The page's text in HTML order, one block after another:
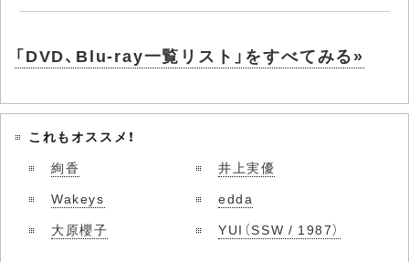
「DVD、Blu-ray一覧リスト」をすべてみる»
これもオススメ！
絢香
井上実優
Wakeys
edda
大原櫻子
YUI（SSW / 1987）